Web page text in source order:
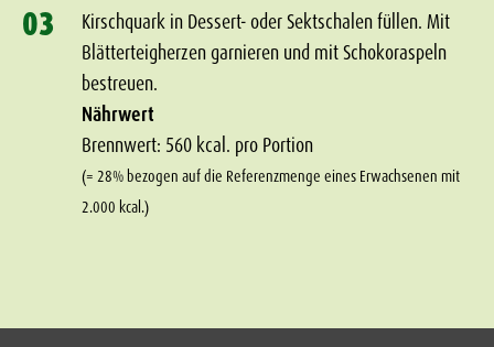
03
Kirschquark in Dessert- oder Sektschalen füllen. Mit
Blätterteigherzen garnieren und mit Schokoraspeln
bestreuen.
Nährwert
Brennwert: 560 kcal. pro Portion
(= 28% bezogen auf die Referenzmenge eines Erwachsenen mit
2.000 kcal.)